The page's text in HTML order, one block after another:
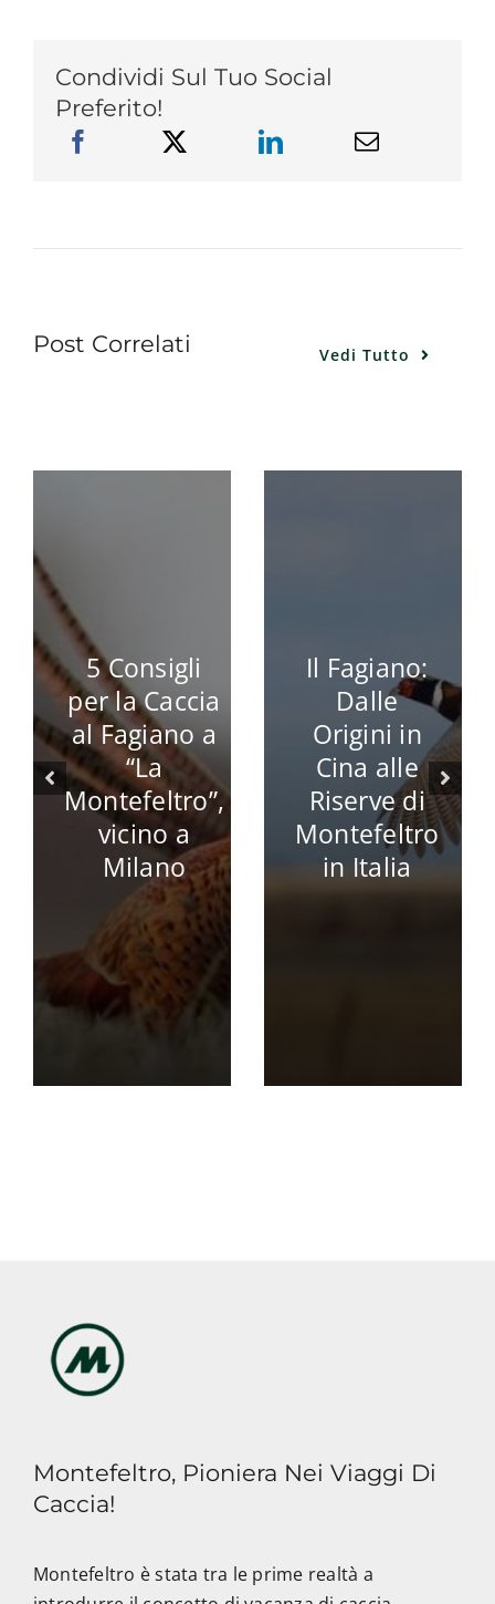
Condividi Sul Tuo Social
Preferito!
Post Correlati Vedi Tutto
5 Consigli
per la Caccia
al Fagiano a
“La
Montefeltro”,
vicino a
Milano
Il Fagiano:
Dalle
Origini in
Cina alle
Riserve di
Montefeltro
in Italia
Montefeltro, Pioniera Nei Viaggi Di
Caccia!
Montefeltro è stata tra le prime realtà a